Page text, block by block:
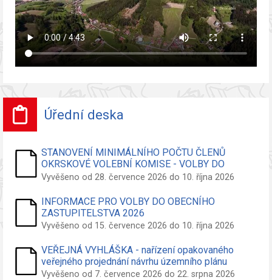
Úřední deska
STANOVENÍ MINIMÁLNÍHO POČTU ČLENŮ
OKRSKOVÉ VOLEBNÍ KOMISE - VOLBY DO
ZASTUPITELSTVA OBCE
Vyvěšeno od 28. července 2026 do 10. října 2026
INFORMACE PRO VOLBY DO OBECNÍHO
ZASTUPITELSTVA 2026
Vyvěšeno od 15. července 2026 do 10. října 2026
VEŘEJNÁ VYHLÁŠKA - nařízení opakovaného
veřejného projednání návrhu územního plánu
Vyvěšeno od 7. července 2026 do 22. srpna 2026